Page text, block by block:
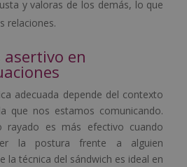
y valoras de los demás, lo que
relaciones.
asertivo en
adecuada depende del contexto
que nos estamos comunicando.
rayado es más efectivo cuando
la postura frente a alguien
la técnica del sándwich es ideal en